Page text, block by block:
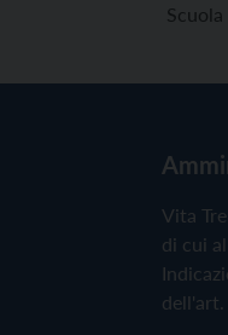
Vita
di cui
dell'art.